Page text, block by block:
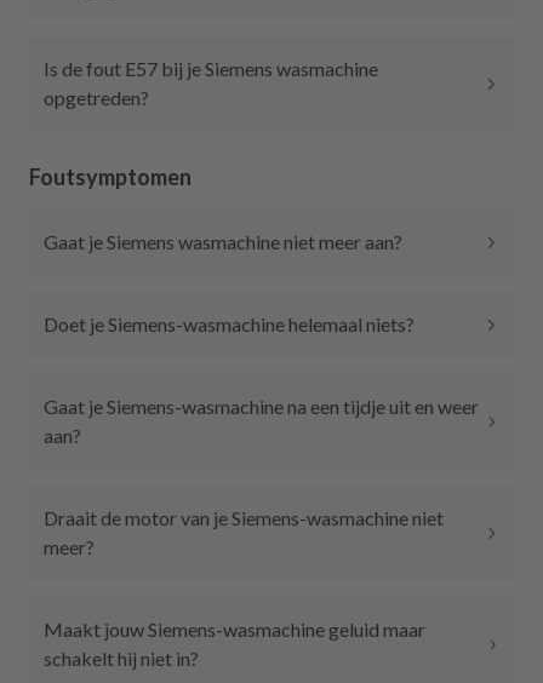
Is de fout E57 bij je Siemens wasmachine
opgetreden?
Foutsymptomen
Gaat je Siemens wasmachine niet meer aan?
Doet je Siemens-wasmachine helemaal niets?
Gaat je Siemens-wasmachine na een tijdje uit en weer
aan?
Draait de motor van je Siemens-wasmachine niet
meer?
Maakt jouw Siemens-wasmachine geluid maar
schakelt hij niet in?